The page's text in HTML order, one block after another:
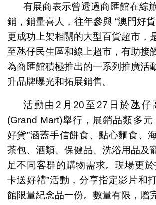
有展商表示曾透過商匯館在綜
銷，銷量喜人，往年參與 “澳門好貨
更成功上架相關的大型百貨超市，
至氹仔民生區和線上超市，有助接
為商匯館積極推出的一系列推廣活
升品牌曝光和拓展銷售。
活動由2月20至27日於氹仔
(Grand Mart)舉行，展銷品類多元
好貨”涵蓋手信餅食、點心麵食、
茶包、酒類、保健品、洗浴用品及
足不同客群的購物需求。現場更
卡送好禮”活動，分享指定影片和
館限量紀念品一份。數量有限，贈